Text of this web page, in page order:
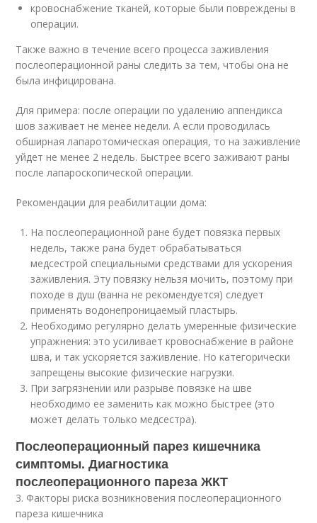
кровоснабжение тканей, которые были повреждены в
операции.
Также важно в течение всего процесса заживления
послеоперационной раны следить за тем, чтобы она не
была инфицирована.
Для примера: после операции по удалению аппендикса
шов заживает не менее недели. А если проводилась
обширная лапаротомическая операция, то на заживление
уйдет не менее 2 недель. Быстрее всего заживают раны
после лапароскопической операции.
Рекомендации для реабилитации дома:
На послеоперационной ране будет повязка первых
недель, также рана будет обрабатываться
медсестрой специальными средствами для ускорения
заживления. Эту повязку нельзя мочить, поэтому при
походе в душ (ванна не рекомендуется) следует
применять водонепроницаемый пластырь.
Необходимо регулярно делать умеренные физические
упражнения: это усиливает кровоснабжение в районе
шва, и так ускоряется заживление. Но категорически
запрещены высокие физические нагрузки.
При загрязнении или разрыве повязке на шве
необходимо ее заменить как можно быстрее (это
может делать только медсестра).
Послеоперационный парез кишечника
симптомы. Диагностика
послеоперационного пареза ЖКТ
3. Факторы риска возникновения послеоперационного
пареза кишечника